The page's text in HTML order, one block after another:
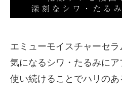
エミューモイスチャーセラ
気になるシワ・たるみにア
使い続けることでハリのあ